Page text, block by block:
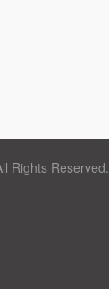
Rights Reserved.